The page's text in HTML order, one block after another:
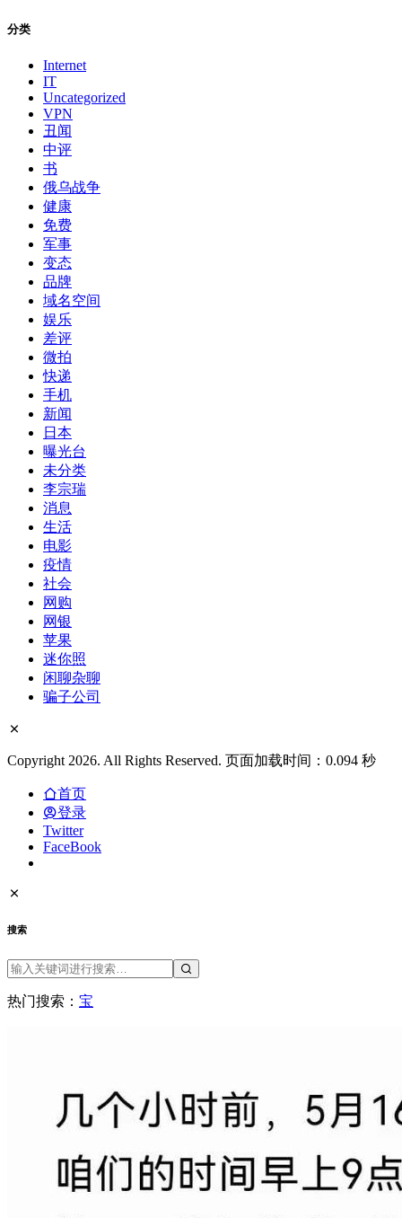
分类
Internet
IT
Uncategorized
VPN
丑闻
中评
书
俄乌战争
健康
免费
军事
变态
品牌
域名空间
娱乐
差评
微拍
快递
手机
新闻
日本
曝光台
未分类
李宗瑞
消息
生活
电影
疫情
社会
网购
网银
苹果
迷你照
闲聊杂聊
骗子公司
Copyright 2026. All Rights Reserved. 页面加载时间：0.094 秒
首页
登录
Twitter
FaceBook
搜索
热门搜索： 宝